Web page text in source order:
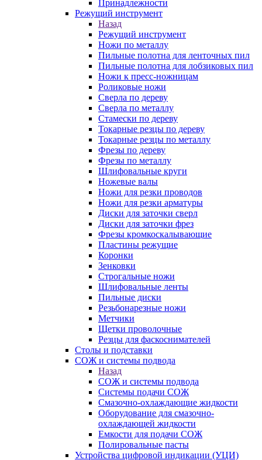
Принадлежности
Режущий инструмент
Назад
Режущий инструмент
Ножи по металлу
Пильные полотна для ленточных пил
Пильные полотна для лобзиковых пил
Ножи к пресс-ножницам
Роликовые ножи
Сверла по дереву
Сверла по металлу
Стамески по дереву
Токарные резцы по дереву
Токарные резцы по металлу
Фрезы по дереву
Фрезы по металлу
Шлифовальные круги
Ножевые валы
Ножи для резки проводов
Ножи для резки арматуры
Диски для заточки сверл
Диски для заточки фрез
Фрезы кромкоскалывающие
Пластины режущие
Коронки
Зенковки
Строгальные ножи
Шлифовальные ленты
Пильные диски
Резьбонарезные ножи
Метчики
Щетки проволочные
Резцы для фаскоснимателей
Столы и подставки
СОЖ и системы подвода
Назад
СОЖ и системы подвода
Системы подачи СОЖ
Смазочно-охлаждающие жидкости
Оборудование для смазочно-
охлаждающей жидкости
Емкости для подачи СОЖ
Полировальные пасты
Устройства цифровой индикации (УЦИ)